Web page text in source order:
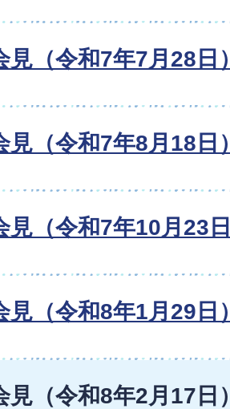
見（令和7年7月28日
見（令和7年8月18日
見（令和7年10月23
見（令和8年1月29日
見（令和8年2月17日